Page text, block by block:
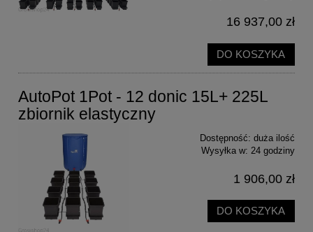
16 937,00 zł
DO KOSZYKA
AutoPot 1Pot - 12 donic 15L+ 225L
zbiornik elastyczny
Dostępność: duża ilość
Wysyłka w: 24 godziny
1 906,00 zł
DO KOSZYKA